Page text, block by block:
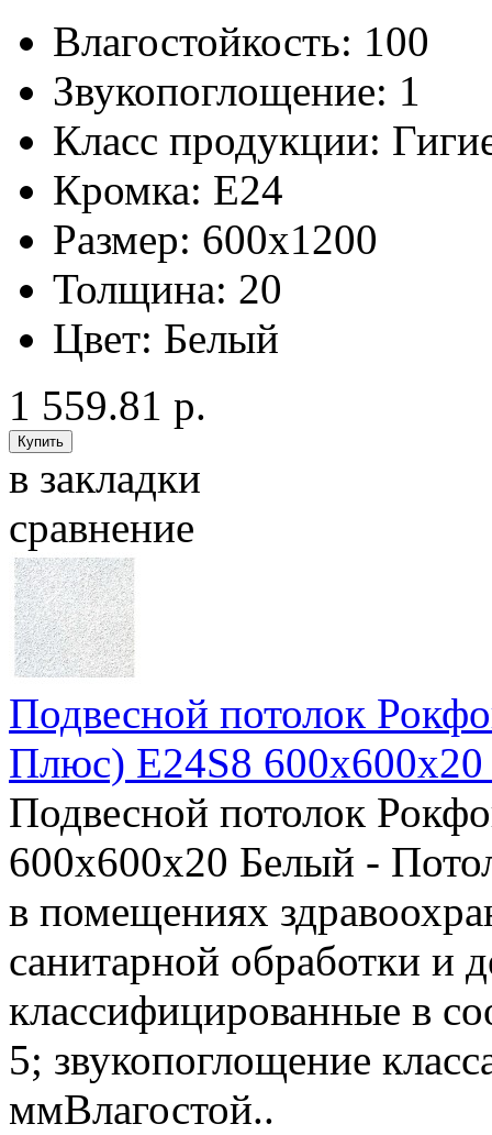
Влагостойкость: 100
Звукопоглощение: 1
Класс продукции:
Кромка: E24
Размер: 600x1200
Толщина: 20
Цвет: Белый
1 559.81 р.
в закладки
сравнение
Подвесной потолок
Плюс) E24S8
Подвесной потолок
600x600x20 Белый -
в помещениях
санитарной обработки и
классифицированные в
5; звукопоглощение
ммВлагостой..